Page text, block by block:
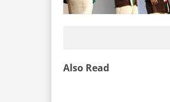
Also Read